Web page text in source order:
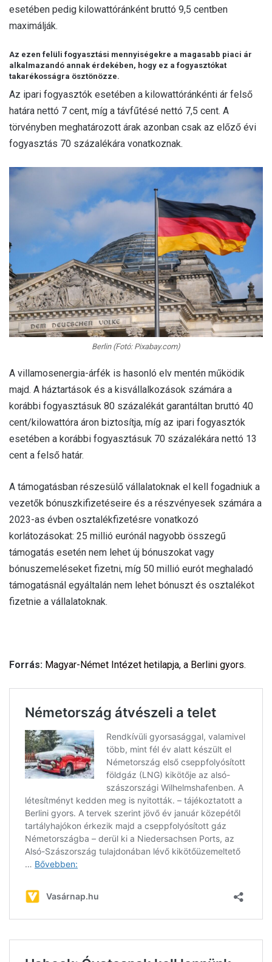
esetében pedig kilowattóránként bruttó 9,5 centben
maximálják.
Az ezen felüli fogyasztási mennyiségekre a magasabb piaci ár
alkalmazandó annak érdekében, hogy ez a fogyasztókat
takarékosságra ösztönözze.
Az ipari fogyasztók esetében a kilowattóránkénti ár felső
határa nettó 7 cent, míg a távfűtésé nettó 7,5 cent. A
törvényben meghatározott árak azonban csak az előző évi
fogyasztás 70 százalékára vonatkoznak.
Berlin (Fotó: Pixabay.com)
A villamosenergia-árfék is hasonló elv mentén működik
majd. A háztartások és a kisvállalkozások számára a
korábbi fogyasztásuk 80 százalékát garantáltan bruttó 40
cent/kilowattóra áron biztosítja, míg az ipari fogyasztók
esetében a korábbi fogyasztásuk 70 százalékára nettó 13
cent a felső határ.
A támogatásban részesülő vállalatoknak el kell fogadniuk a
vezetők bónuszkifizetéseire és a részvényesek számára a
2023-as évben osztalékfizetésre vonatkozó
korlátozásokat: 25 millió eurónál nagyobb összegű
támogatás esetén nem lehet új bónuszokat vagy
bónuszemeléseket fizetni, míg 50 millió eurót meghaladó
támogatásnál egyáltalán nem lehet bónuszt és osztalékot
fizetnie a vállalatoknak.
Forrás: Magyar-Német Intézet hetilapja, a Berlini gyors.